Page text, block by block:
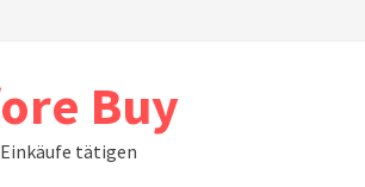
Buy
tätigen